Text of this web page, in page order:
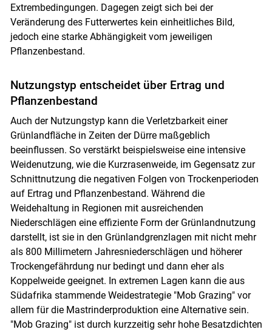
Extrembedingungen. Dagegen zeigt sich bei der
Veränderung des Futterwertes kein einheitliches Bild,
jedoch eine starke Abhängigkeit vom jeweiligen
Pflanzenbestand.
Nutzungstyp entscheidet über Ertrag und
Pflanzenbestand
Auch der Nutzungstyp kann die Verletzbarkeit einer
Grünlandfläche in Zeiten der Dürre maßgeblich
beeinflussen. So verstärkt beispielsweise eine intensive
Weidenutzung, wie die Kurzrasenweide, im Gegensatz zur
Schnittnutzung die negativen Folgen von Trockenperioden
auf Ertrag und Pflanzenbestand. Während die
Weidehaltung in Regionen mit ausreichenden
Niederschlägen eine effiziente Form der Grünlandnutzung
darstellt, ist sie in den Grünlandgrenzlagen mit nicht mehr
als 800 Millimetern Jahresniederschlägen und höherer
Trockengefährdung nur bedingt und dann eher als
Koppelweide geeignet. In extremen Lagen kann die aus
Südafrika stammende Weidestrategie "Mob Grazing" vor
allem für die Mastrinderproduktion eine Alternative sein.
"Mob Grazing" ist durch kurzzeitig sehr hohe Besatzdichten